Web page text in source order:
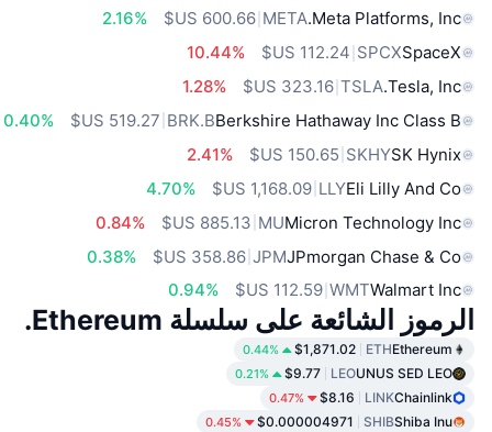
Meta Platforms, Inc.
META
‏600.66 US$
2.16%
SpaceX
SPCX
10.44%
Tesla, Inc.
TSLA
‏323.16 US$
1.28%
Berkshire Hathaway Inc Class B
BRK.B
0.40%
SK Hynix
SKHY
2.41%
Eli Lilly And Co
LLY
‏‏1,168.09 US$
4.70%
Micron Technology Inc
MU
0.84%
JPmorgan Chase & Co
JPM
‏358.86 US$
0.38%
Walmart Inc
WMT
‏112.59 US$
0.94%
الرموز الشائعة على سلسلة Ethereum.
Ethereum
ETH
$1,871.02
0.44%
UNUS SED LEO
LEO
$9.77
0.21%
Chainlink
LINK
$8.16
0.47%
Shiba Inu
SHIB
$0.000004971
0.45%